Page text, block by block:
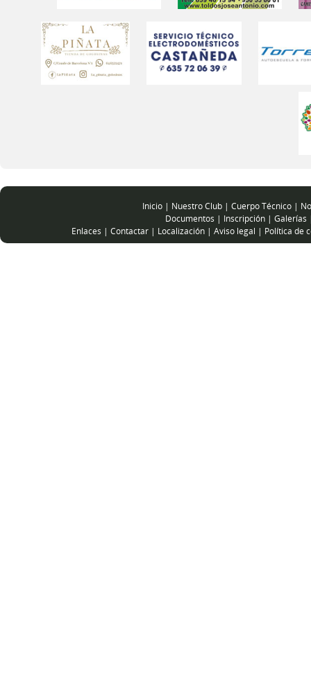
Inicio | Nuestro Club | Cuerpo Técnico |
Documentos | Inscripción | Galerías
Enlaces | Contactar | Localización | Aviso legal | Política de